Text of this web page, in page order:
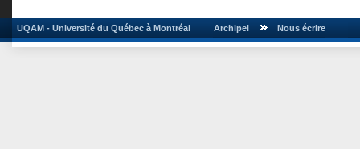
UQAM - Université du Québec à Montréal Archipel Nous écrire